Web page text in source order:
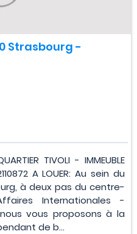
Strasbourg -
TIVOLI - IMMEUBLE
A LOUER: Au sein du
à deux pas du centre-
Internationales -
nous vous proposons à la
de b...